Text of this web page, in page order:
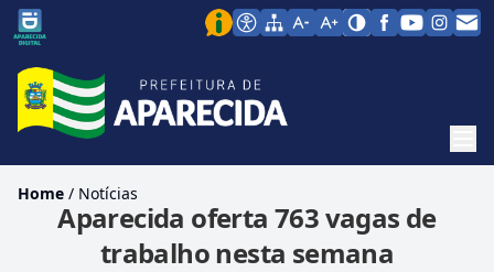
Home / Notícias
Aparecida oferta 763 vagas de
trabalho nesta semana